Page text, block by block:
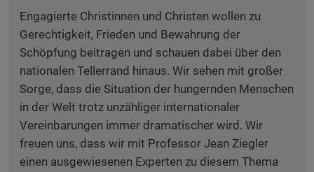
Engagierte Christinnen und Christen wollen zu
Gerechtigkeit, Frieden und Bewahrung der
Schöpfung beitragen und schauen dabei über den
nationalen Tellerrand hinaus. Wir sehen mit großer
Sorge, dass die Situation der hungernden Menschen
in der Welt trotz unzähliger internationaler
Vereinbarungen immer dramatischer wird. Wir
freuen uns, dass wir mit Professor Jean Ziegler
einen ausgewiesenen Experten zu diesem Thema